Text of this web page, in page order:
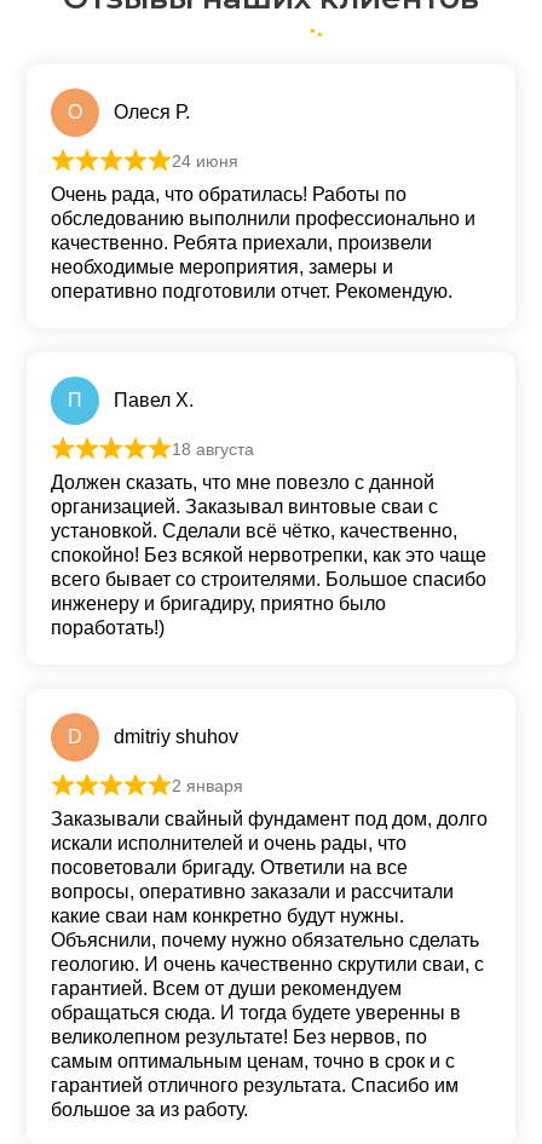
О Олеся Р.
Оценка
24 июня
Очень рада, что обратилась! Работы по
обследованию выполнили профессионально и
качественно. Ребята приехали, произвели
необходимые мероприятия, замеры и
оперативно подготовили отчет. Рекомендую.
П Павел Х.
Оценка из 5
18 августа
Должен сказать, что мне повезло с данной
организацией. Заказывал винтовые сваи с
установкой. Сделали всё чётко, качественно,
спокойно! Без всякой нервотрепки, как это чаще
всего бывает со строителями. Большое спасибо
инженеру и бригадиру, приятно было
поработать!)
D dmitriy shuhov
Оценка из 5
2 января
Заказывали свайный фундамент под дом, долго
искали исполнителей и очень рады, что
посоветовали бригаду. Ответили на все
вопросы, оперативно заказали и рассчитали
какие сваи нам конкретно будут нужны.
Объяснили, почему нужно обязательно сделать
геологию. И очень качественно скрутили сваи, с
гарантией. Всем от души рекомендуем
обращаться сюда. И тогда будете уверенны в
великолепном результате! Без нервов, по
самым оптимальным ценам, точно в срок и с
гарантией отличного результата. Спасибо им
большое за из работу.